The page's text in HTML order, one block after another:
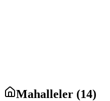
Mahalleler (14)